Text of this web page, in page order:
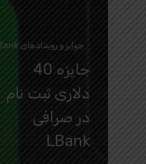
جوایز و رویدادهای LBank
جایزه 40
دلاری ثبت نام
در صرافی
LBank